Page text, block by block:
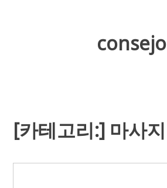
consejo
[카테고리:] 마사지